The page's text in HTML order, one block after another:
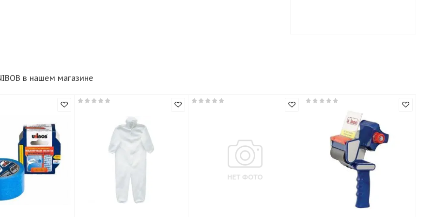
UNIBOB в нашем магазине